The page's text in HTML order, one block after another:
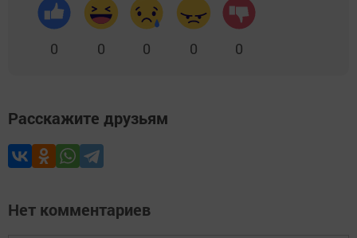
0 0 0 0 0
Расскажите друзьям
Нет комментариев